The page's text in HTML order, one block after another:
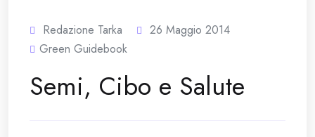
Redazione Tarka
26 Maggio 2014
Green Guidebook
Semi, Cibo e Salute